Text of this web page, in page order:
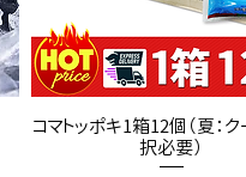
コマトッポキ1箱12個（夏：
択必要）